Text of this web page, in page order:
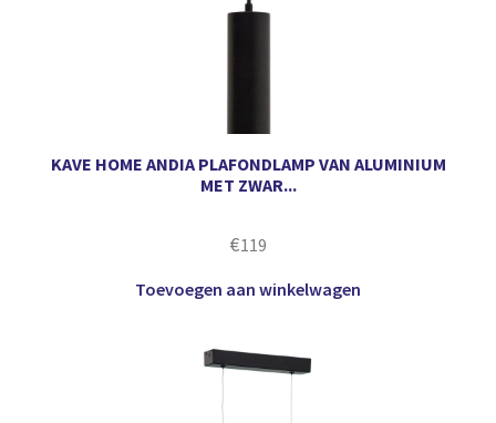
KAVE HOME ANDIA PLAFONDLAMP VAN ALUMINIUM
MET ZWAR...
€119
Toevoegen aan winkelwagen